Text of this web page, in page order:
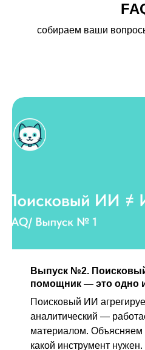
собираем ваши
Выпуск №2.
помощник — это одно
Поисковый ИИ
аналитический —
материалом. Объясняем
какой инструмент нужен.